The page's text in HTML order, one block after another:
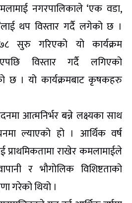
नगरपालिकाले ‘एक वडा,
थप विस्तार गर्दै लगेको छ ।
सुरु गरिएको यो कार्यक्रम
विस्तार गर्दै लगिएको
छ । यो कार्यक्रमबाट कृषकहरु
आत्मनिर्भर बन्ने लक्ष्यका साथ
ल्याएको हो । आर्थिक वर्ष
राखेर कमलामाईले
र भौगोलिक विशिष्टताको
गरेको थियो ।